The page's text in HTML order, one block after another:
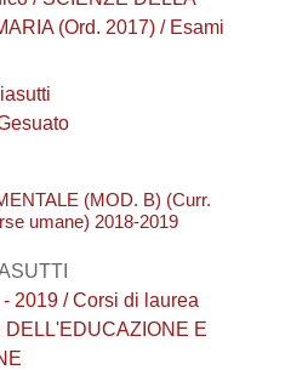
(Ord. 2017) / Esami
(MOD. B) (Curr.
umane) 2018-2019
2019 / Corsi di laurea
E